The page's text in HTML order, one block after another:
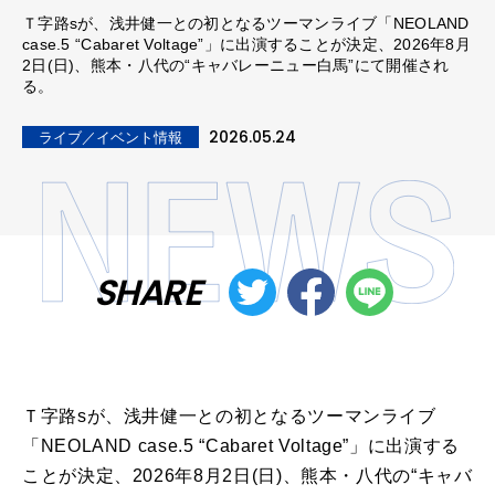
Ｔ字路sが、浅井健一との初となるツーマンライブ「NEOLAND
case.5 “Cabaret Voltage”」に出演することが決定、2026年8月
2日(日)、熊本・八代の“キャバレーニュー白馬”にて開催され
る。
ライブ／イベント情報 2026.05.24
SHARE
Ｔ字路sが、浅井健一との初となるツーマンライブ
「NEOLAND case.5 “Cabaret Voltage”」に出演する
ことが決定、2026年8月2日(日)、熊本・八代の“キャバ